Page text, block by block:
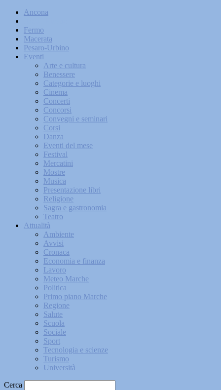
Ancona
Fermo
Macerata
Pesaro-Urbino
Eventi
Arte e cultura
Benessere
Categorie e luoghi
Cinema
Concerti
Concorsi
Convegni e seminari
Corsi
Danza
Eventi del mese
Festival
Mercatini
Mostre
Musica
Presentazione libri
Religione
Sagra e gastronomia
Teatro
Attualità
Ambiente
Avvisi
Cronaca
Economia e finanza
Lavoro
Meteo Marche
Politica
Primo piano Marche
Regione
Salute
Scuola
Sociale
Sport
Tecnologia e scienze
Turismo
Università
Cerca